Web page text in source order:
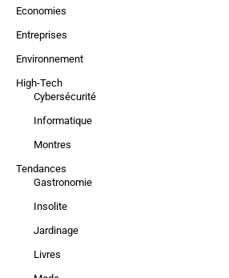
Economies
Entreprises
Environnement
High-Tech
Cybersécurité
Informatique
Montres
Tendances
Gastronomie
Insolite
Jardinage
Livres